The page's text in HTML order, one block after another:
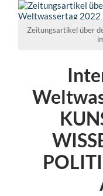
Zeitungsartikel über